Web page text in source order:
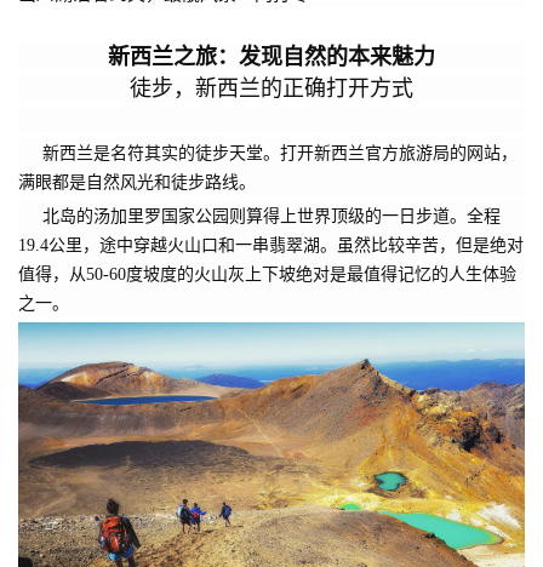
新西兰之旅：发现自然的本来魅力
徒步，新西兰的正确打开方式
新西兰是名符其实的徒步天堂。打开新西兰官方旅游局的网站，
满眼都是自然风光和徒步路线。
北岛的汤加里罗国家公园则算得上世界顶级的一日步道。全程
19.4公里，途中穿越火山口和一串翡翠湖。虽然比较辛苦，但是绝对
值得，从50-60度坡度的火山灰上下坡绝对是最值得记忆的人生体验
之一。